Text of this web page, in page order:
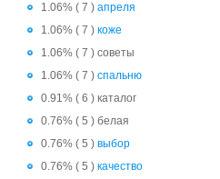
1.06% ( 7 ) апреля
1.06% ( 7 ) коже
1.06% ( 7 ) советы
1.06% ( 7 ) спальню
0.91% ( 6 ) каталог
0.76% ( 5 ) белая
0.76% ( 5 ) выбор
0.76% ( 5 ) качество